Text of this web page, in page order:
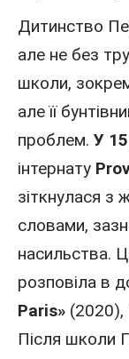
Дитинство
але не без
школи,
але її
проблем. У 15
інтернату
зіткнулася з
словами,
насильства.
розповіла в
Paris» (2020),
Після школи